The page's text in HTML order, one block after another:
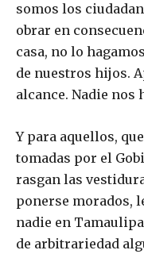
somos los
obrar en
casa, no lo
de nuestros hijos.
alcance. Nadie nos
Y para aquellos,
tomadas por el
rasgan las
ponerse morados,
nadie en
de arbitrariedad